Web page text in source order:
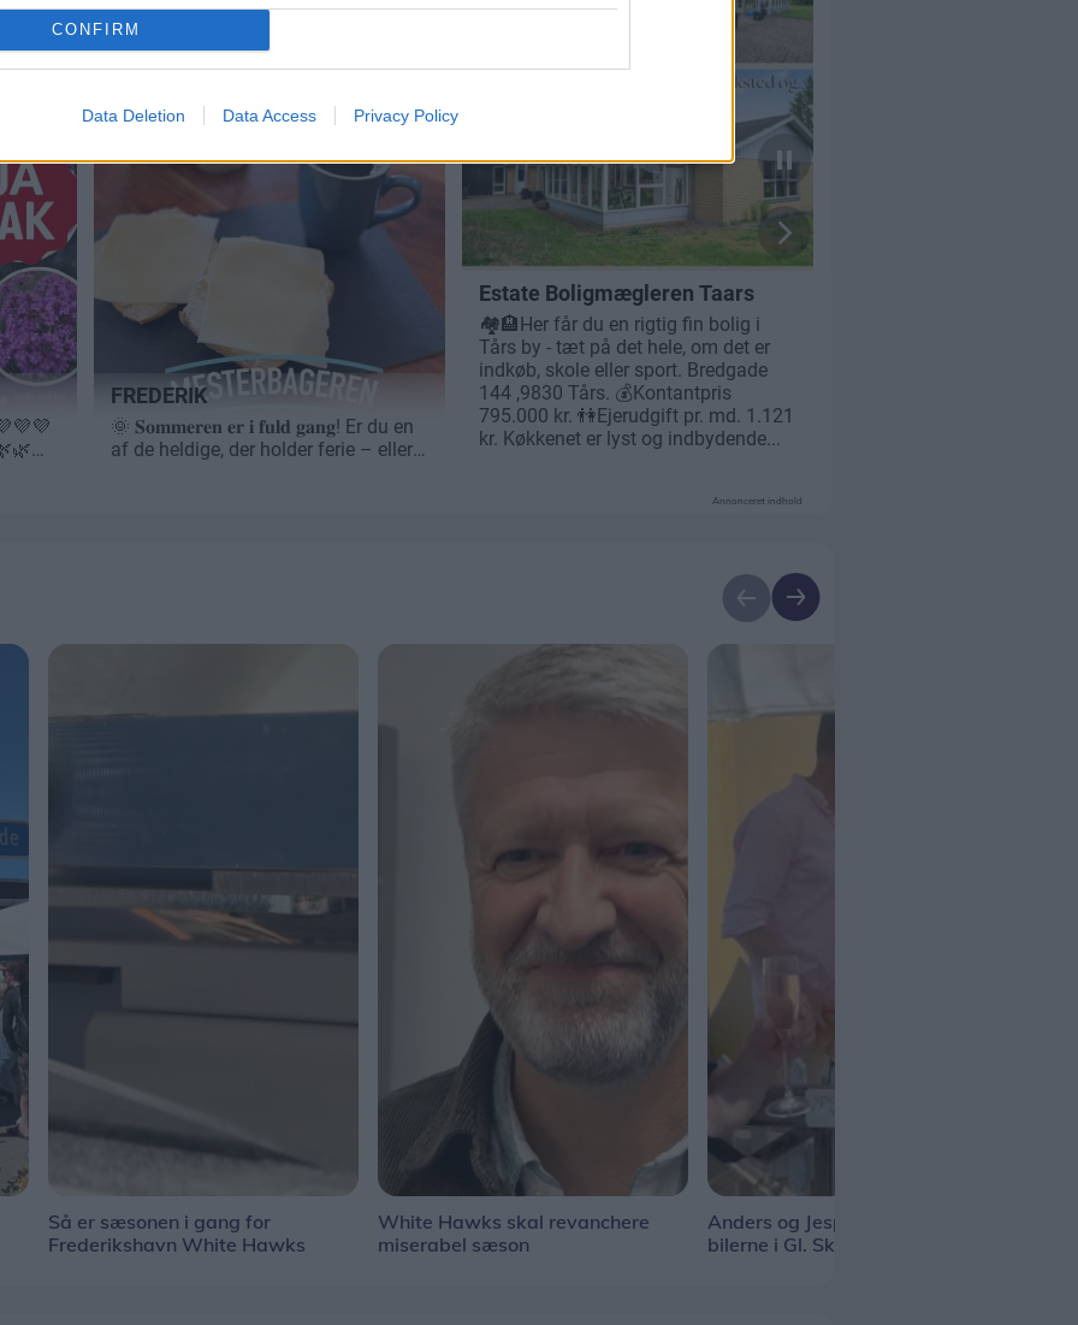
CONFIRM
Data Deletion Data Access Privacy Policy
Annonceret indhold
Så er sæsonen i gang for
Frederikshavn White Hawks
White Hawks skal revanchere
miserabel sæson
Anders og Jesper holder øje med
bilerne i Gl. Skagen